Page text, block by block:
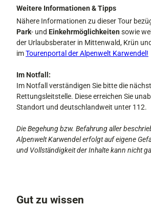
Weitere Informationen & Tipps
Nähere Informationen zu dieser Tour
Park- und Einkehrmöglichkeitensowie
der Urlaubsberater in Mittenwald, Krün
imTourenportal der Alpenwelt Karwendel!
Im Notfall:
Im Notfall verständigen Sie bitte die
Rettungsleitstelle. Diese erreichen Sie
Standort und deutschlandweit unter 112.
Die Begehung bzw. Befahrung aller
Alpenwelt Karwendel erfolgt auf eigene
und Vollständigkeit der Inhalte kann nicht
Gut zu wissen